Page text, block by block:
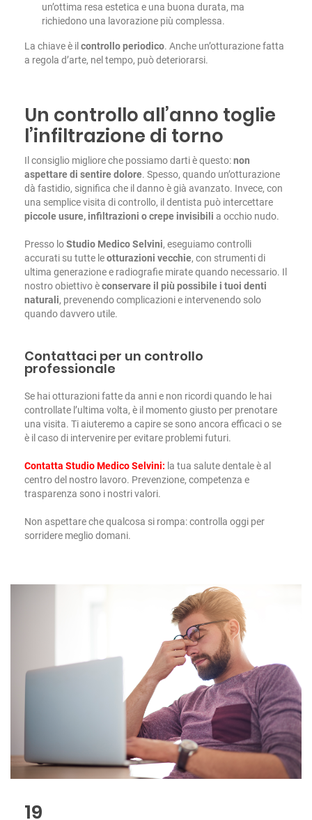
un’ottima resa estetica e una buona durata, ma
richiedono una lavorazione più complessa.
La chiave è il controllo periodico. Anche un’otturazione fatta
a regola d’arte, nel tempo, può deteriorarsi.
Un controllo all’anno toglie
l’infiltrazione di torno
Il consiglio migliore che possiamo darti è questo:non
aspettare di sentire dolore. Spesso, quando un’otturazione
dà fastidio, significa che il danno è già avanzato. Invece, con
una semplice visita di controllo, il dentista può intercettare
piccole usure, infiltrazioni o crepe invisibili a occhio nudo.
Presso loStudio Medico Selvini, eseguiamo controlli
accurati su tutte leotturazioni vecchie, con strumenti di
ultima generazione e radiografie mirate quando necessario. Il
nostro obiettivo èconservare il più possibile i tuoi denti
naturali, prevenendo complicazioni e intervenendo solo
quando davvero utile.
Contattaci per un controllo
professionale
Se hai otturazioni fatte da anni e non ricordi quando le hai
controllate l’ultima volta, è il momento giusto per prenotare
una visita. Ti aiuteremo a capire se sono ancora efficaci o se
è il caso di intervenire per evitare problemi futuri.
Contatta Studio Medico Selvini: la tua salute dentale è al
centro del nostro lavoro. Prevenzione, competenza e
trasparenza sono i nostri valori.
Non aspettare che qualcosa si rompa: controlla oggi per
sorridere meglio domani.
19